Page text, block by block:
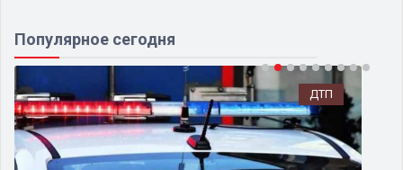
Популярное сегодня
ДТП